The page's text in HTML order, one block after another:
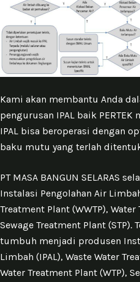
Kami akan membantu Anda
pengurusan IPAL baik PERTEK
IPAL bisa beroperasi dengan
baku mutu yang terlah
PT MASA BANGUN SELARAS
Instalasi Pengolahan Air
Treatment Plant (WWTP), Water
Sewage Treatment Plant (STP).
tumbuh menjadi produsen
Limbah (IPAL), Waste Water
Water Treatment Plant (WTP),